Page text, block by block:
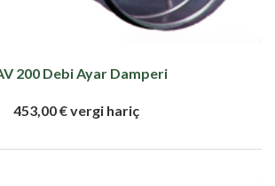
200 Debi Ayar Damperi
453,00 € vergi hariç